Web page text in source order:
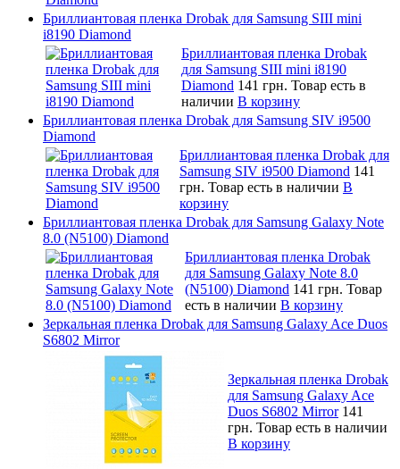
Бриллиантовая пленка Drobak для Samsung SIII mini
i8190 Diamond
Бриллиантовая пленка Drobak
для Samsung SIII mini i8190
Diamond 141 грн. Товар есть в
наличии В корзину
Бриллиантовая пленка Drobak для Samsung SIV i9500
Diamond
Бриллиантовая пленка Drobak для
Samsung SIV i9500 Diamond 141
грн. Товар есть в наличии В
корзину
Бриллиантовая пленка Drobak для Samsung Galaxy Note
8.0 (N5100) Diamond
Бриллиантовая пленка Drobak
для Samsung Galaxy Note 8.0
(N5100) Diamond 141 грн. Товар
есть в наличии В корзину
Зеркальная пленка Drobak для Samsung Galaxy Ace Duos
S6802 Mirror
Зеркальная пленка Drobak
для Samsung Galaxy Ace
Duos S6802 Mirror 141
грн. Товар есть в наличии
В корзину